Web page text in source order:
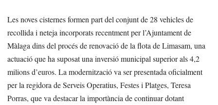
Les noves cisternes formen part del conjunt de 28 vehicles de
recollida i neteja incorporats recentment per l’Ajuntament de
Màlaga dins del procés de renovació de la flota de Limasam, una
actuació que ha suposat una inversió municipal superior als 4,2
milions d’euros. La modernització va ser presentada oficialment
per la regidora de Serveis Operatius, Festes i Platges, Teresa
Porras, que va destacar la importància de continuar dotant